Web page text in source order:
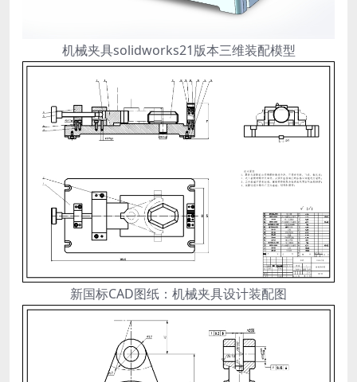
机械夹具solidworks21版本三维装配模型
新国标CAD图纸：机械夹具设计装配图